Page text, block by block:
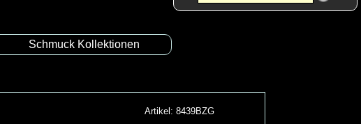
Schmuck Kollektionen
Artikel: 8439BZG